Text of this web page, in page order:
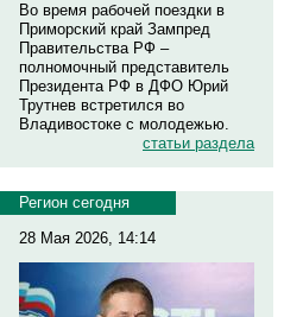
Во время рабочей поездки в
Приморский край Зампред
Правительства РФ –
полномочный представитель
Президента РФ в ДФО Юрий
Трутнев встретился во
Владивостоке с молодежью.
статьи раздела
Регион сегодня
28 Мая 2026, 14:14